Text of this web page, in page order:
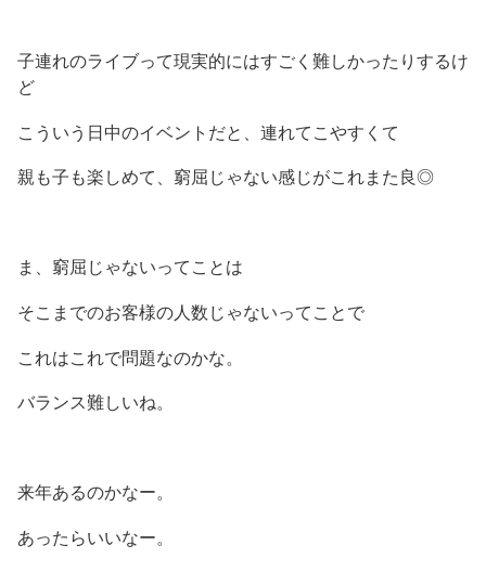
子連れのライブって現実的にはすごく難しかったりするけ
ど
こういう日中のイベントだと、連れてこやすくて
親も子も楽しめて、窮屈じゃない感じがこれまた良◎
ま、窮屈じゃないってことは
そこまでのお客様の人数じゃないってことで
これはこれで問題なのかな。
バランス難しいね。
来年あるのかなー。
あったらいいなー。